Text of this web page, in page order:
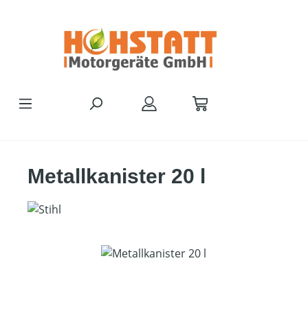
Metallkanister 20 l
Bildergalerie überspringen